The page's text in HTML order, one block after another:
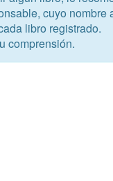
cuyo nombre
libro registrado.
comprensión.